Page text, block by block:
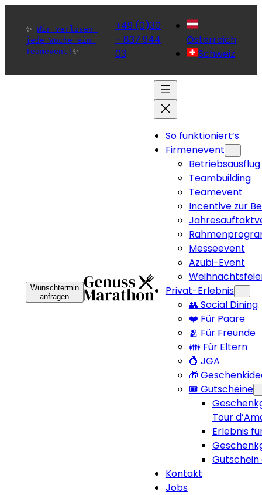
✨ Wir verlosen
jede Woche ein
Teamevent! ✨
+49 (0)30
– 837 944
03
Österreich
Schweiz
So funktioniert’s
Firmenevent
Betriebsausflug
Teambuilding
Teamevent
Incentive zur
Messeevent
Azubi-Event
Privat-Erlebnis
👥 Social Dining
❤️ Für Paare
🫂 Für Freunde
👪 Für Eltern
💍 JGA
🎁
🎟️ Gutscheine
Tour
Erlebnis
Gutschein
Kontakt
Jobs
Wunschtermin
anfragen